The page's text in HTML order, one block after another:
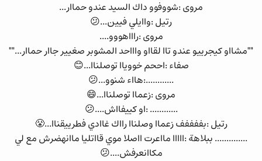
مروى :شووفوو داك السيد عندو حماار...
رتيل :واايلي فيين...😕
مروى :راااهووو....
""مشااو كيجرييو عندو تاا لقااو واااحد المشوبر صغيير جاار حماار...""
صفاء :اححم خووياا توصلناا...😊
............:هااء شنوو...😕
مروى :زعماا توصلناا...😄
............ :او كييفااش....😕
رتيل :بففففف زعماا وصلناا رااك غاادي فطرييقناا...😤
.............. ببلاهة :ااااا مااعرت ااصلا موي قااتليا ماانهضرش مع لي
مكاانعرفش....😕